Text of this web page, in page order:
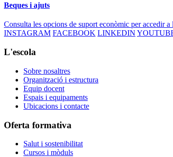
Beques i ajuts
Consulta les opcions de suport econòmic per accedir a
INSTAGRAM FACEBOOK LINKEDIN
L'escola
Sobre nosaltres
Organització i estructura
Equip docent
Espais i equipaments
Ubicacions i contacte
Oferta formativa
Salut i sostenibilitat
Cursos i mòduls